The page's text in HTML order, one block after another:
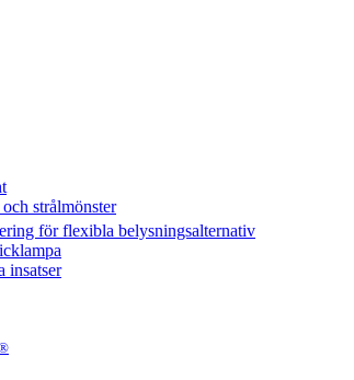
strålmönster
för flexibla belysningsalternativ
insatser